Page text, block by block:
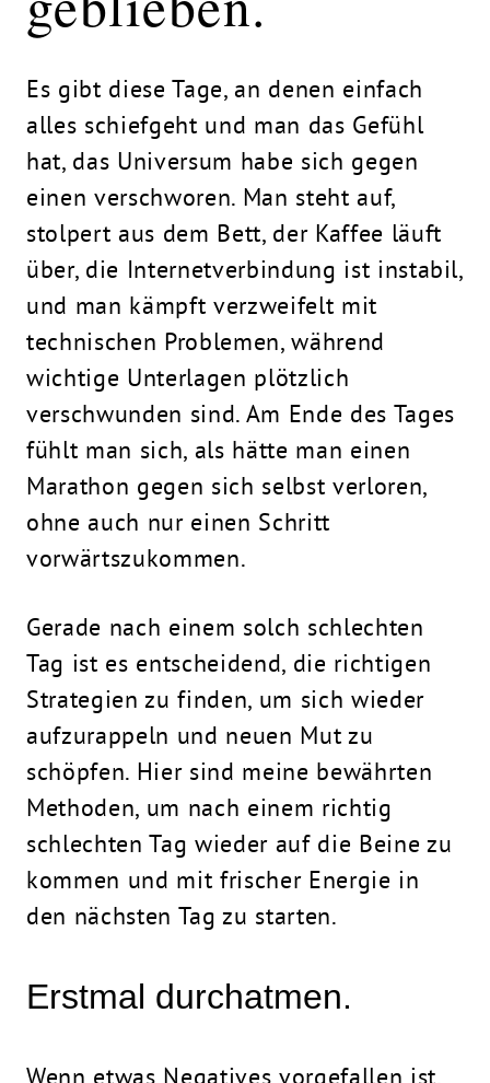
Es gibt diese Tage, an denen einfach
alles schiefgeht und man das Gefühl
hat, das Universum habe sich gegen
einen verschworen. Man steht auf,
stolpert aus dem Bett, der Kaffee läuft
über, die Internetverbindung ist instabil,
und man kämpft verzweifelt mit
technischen Problemen, während
wichtige Unterlagen plötzlich
verschwunden sind. Am Ende des Tages
fühlt man sich, als hätte man einen
Marathon gegen sich selbst verloren,
ohne auch nur einen Schritt
vorwärtszukommen.
Gerade nach einem solch schlechten
Tag ist es entscheidend, die richtigen
Strategien zu finden, um sich wieder
aufzurappeln und neuen Mut zu
schöpfen. Hier sind meine bewährten
Methoden, um nach einem richtig
schlechten Tag wieder auf die Beine zu
kommen und mit frischer Energie in
den nächsten Tag zu starten.
Erstmal durchatmen.
Wenn etwas Negatives vorgefallen ist,